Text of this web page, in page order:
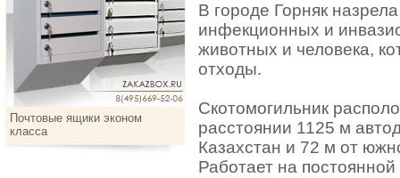
Почтовые ящики эконом
класса
В городе Горняк
инфекционных и
животных и человека,
отходы.
Скотомогильник
расстоянии 1125 м
Казахстан и 72 м от
Работает на